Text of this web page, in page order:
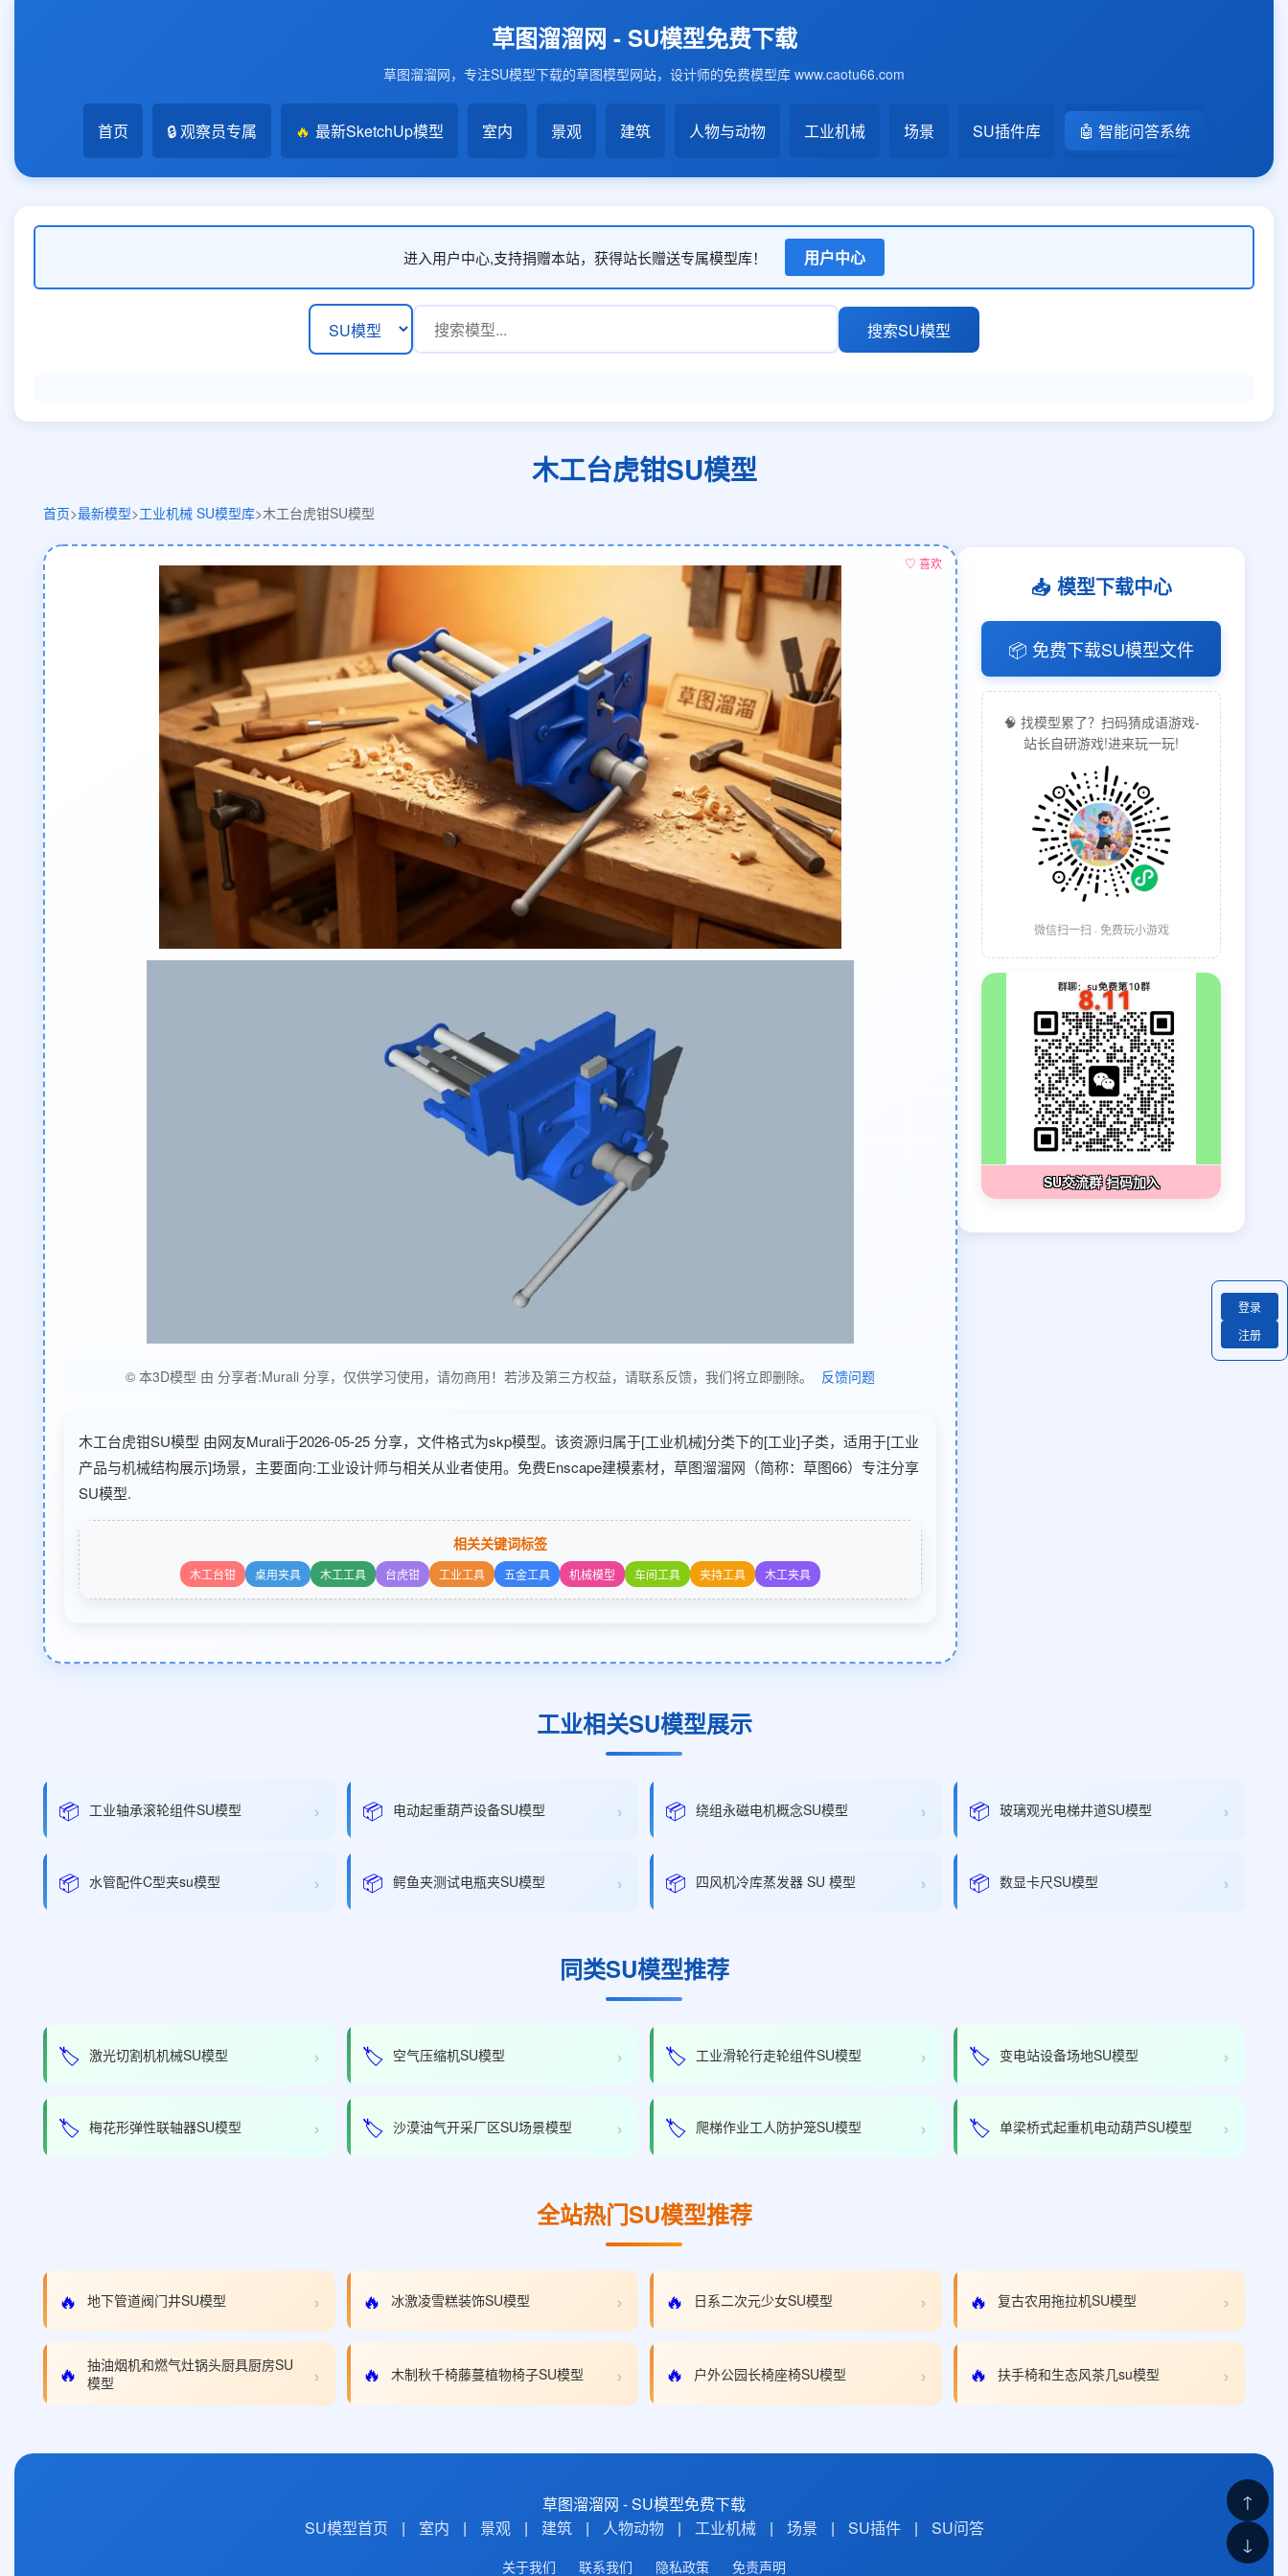
草图溜溜网 - SU模型免费下载
草图溜溜网，专注SU模型下载的草图模型网站，设计师的免费模型库 www.caotu66.com
首页 🔒 观察员专属 🔥 最新SketchUp模型 室内 景观 建筑 人物与动物 工业机械 场景 SU插件库 🤖 智能问答系统
进入用户中心,支持捐赠本站，获得站长赠送专属模型库！ 用户中心
搜索SU模型
木工台虎钳SU模型
首页>最新模型>工业机械 SU模型库>木工台虎钳SU模型
♡ 喜欢
© 本3D模型 由 分享者:Murali 分享，仅供学习使用，请勿商用！若涉及第三方权益，请联系反馈，我们将立即删除。 反馈问题
木工台虎钳SU模型 由网友Murali于2026-05-25 分享，文件格式为skp模型。该资源归属于[工业机械]分类下的[工业]子类，适用于[工业
产品与机械结构展示]场景，主要面向:工业设计师与相关从业者使用。免费Enscape建模素材，草图溜溜网（简称：草图66）专注分享
SU模型.
相关关键词标签
木工台钳 桌用夹具 木工工具 台虎钳 工业工具 五金工具 机械模型 车间工具 夹持工具 木工夹具
📥 模型下载中心
📦 免费下载SU模型文件
🧠 找模型累了？扫码猜成语游戏-
站长自研游戏!进来玩一玩!
微信扫一扫 · 免费玩小游戏
SU交流群 扫码加入
工业相关SU模型展示
📦 工业轴承滚轮组件SU模型 › 📦 电动起重葫芦设备SU模型 › 📦 绕组永磁电机概念SU模型 › 📦 玻璃观光电梯井道SU模型 ›
📦 水管配件C型夹su模型 › 📦 鳄鱼夹测试电瓶夹SU模型 › 📦 四风机冷库蒸发器 SU 模型 › 📦 数显卡尺SU模型 ›
同类SU模型推荐
🏷️ 激光切割机机械SU模型 › 🏷️ 空气压缩机SU模型 › 🏷️ 工业滑轮行走轮组件SU模型 › 🏷️ 变电站设备场地SU模型 ›
🏷️ 梅花形弹性联轴器SU模型 › 🏷️ 沙漠油气开采厂区SU场景模型 › 🏷️ 爬梯作业工人防护笼SU模型 › 🏷️ 单梁桥式起重机电动葫芦SU模型 ›
全站热门SU模型推荐
🔥 地下管道阀门井SU模型 › 🔥 冰激凌雪糕装饰SU模型 › 🔥 日系二次元少女SU模型 › 🔥 复古农用拖拉机SU模型 ›
🔥
抽油烟机和燃气灶锅头厨具厨房SU
模型
› 🔥 木制秋千椅藤蔓植物椅子SU模型 › 🔥 户外公园长椅座椅SU模型 › 🔥 扶手椅和生态风茶几su模型 ›
草图溜溜网 - SU模型免费下载
SU模型首页
| 室内 | 景观 | 建筑 | 人物动物 | 工业机械 | 场景 | SU插件 | SU问答
关于我们 联系我们 隐私政策 免责声明
↑
↓
登录
注册